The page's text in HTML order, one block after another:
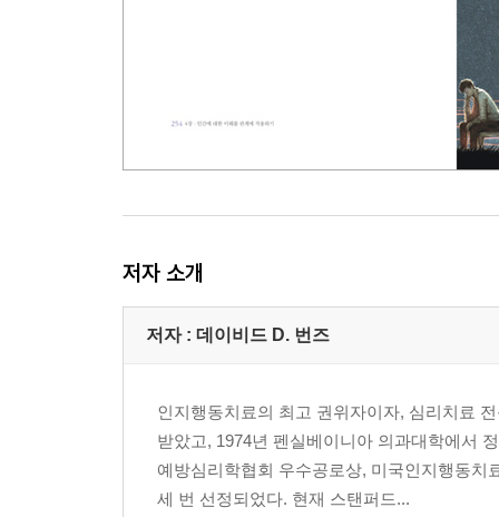
저자 소개
저자 : 데이비드 D. 번즈
인지행동치료의 최고 권위자이자, 심리치료
받았고, 1974년 펜실베이니아 의과대학에서
예방심리학협회 우수공로상, 미국인지행동치
세 번 선정되었다. 현재 스탠퍼드...